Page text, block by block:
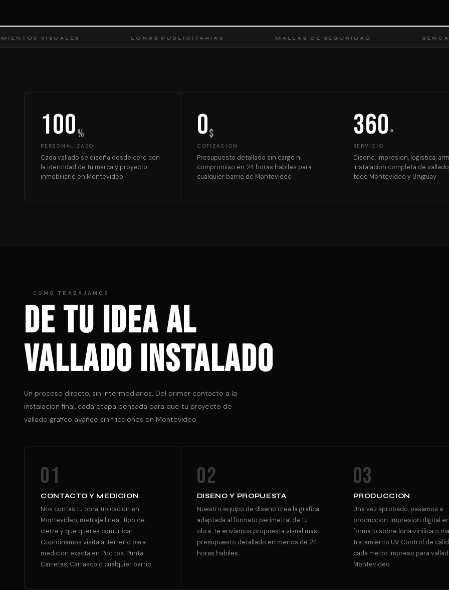
LONAS PUBLICITARIAS MALLAS DE SEGURIDAD SENCALETICA
Datos de ROAR Vallado Grafico
100%
PERSONALIZADO
Cada vallado se diseña desde cero con
la identidad de tu marca y proyecto
inmobiliario en Montevideo
0$
COTIZACION
Presupuesto detallado sin cargo ni
compromiso en 24 horas habiles para
cualquier barrio de Montevideo
360°
SERVICIO
Diseno, impresion, logistica,
instalacion completa de
todo Montevideo y Uruguay
COMO TRABAJAMOS
De tu idea al
vallado instalado
Un proceso directo, sin intermediarios. Del primer contacto a la
instalacion final, cada etapa pensada para que tu proyecto de
vallado grafico avance sin fricciones en Montevideo.
01
CONTACTO Y MEDICION
Nos contas tu obra: ubicacion en
Montevideo, metraje lineal, tipo de
cierre y que queres comunicar.
Coordinamos visita al terreno para
medicion exacta en Pocitos, Punta
Carretas, Carrasco o cualquier barrio.
02
DISENO Y PROPUESTA
Nuestro equipo de diseno crea la grafica
adaptada al formato perimetral de tu
obra. Te enviamos propuesta visual mas
presupuesto detallado en menos de 24
horas habiles.
03
PRODUCCION
Una vez aprobado, pasamos a
produccion: impresion digital
formato sobre lona vinilica o
tratamiento UV. Control de
cada metro impreso para
Montevideo.